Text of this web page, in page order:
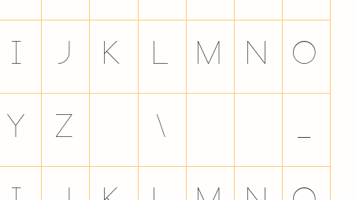
I J K L M N O
Y Z \ _